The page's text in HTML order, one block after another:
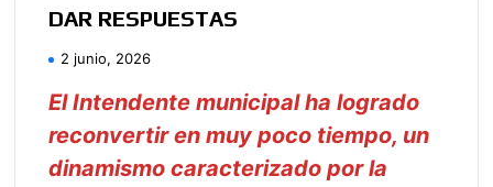
DAR RESPUESTAS
2 junio, 2026
El Intendente municipal ha logrado
reconvertir en muy poco tiempo, un
dinamismo caracterizado por la